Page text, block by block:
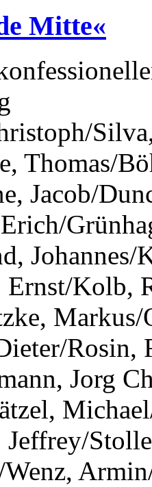
Mitte«
Thomas/
Jacob/
Johannes/
Kolb,
Markus/
Rosin,
Jorg